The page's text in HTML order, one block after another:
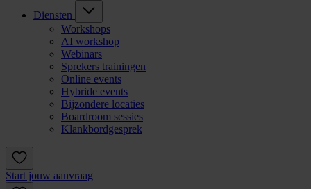
Diensten
Workshops
AI workshop
Webinars
Sprekers trainingen
Online events
Hybride events
Bijzondere locaties
Boardroom sessies
Klankbordgesprek
Start jouw aanvraag